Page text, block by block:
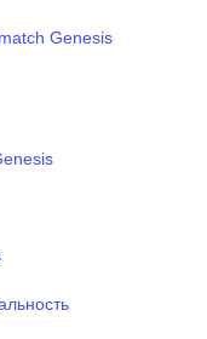
Genesis